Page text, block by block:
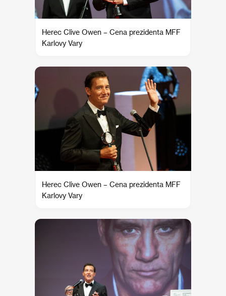
Herec Clive Owen – Cena prezidenta MFF
Karlovy Vary
Herec Clive Owen – Cena prezidenta MFF
Karlovy Vary